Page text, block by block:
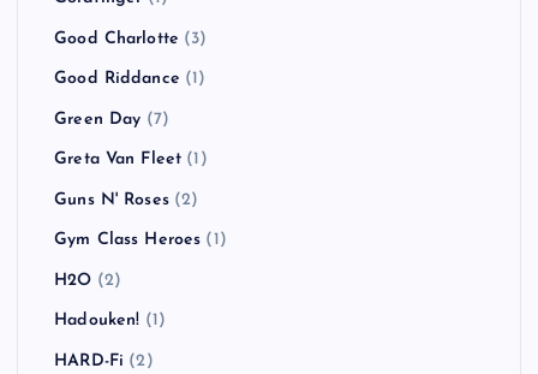
Good Charlotte (3)
Good Riddance (1)
Green Day (7)
Greta Van Fleet (1)
Guns N' Roses(2)
Gym Class Heroes (1)
H2O (2)
Hadouken! (1)
HARD-Fi (2)